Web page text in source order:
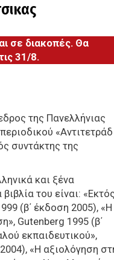
σε διακοπές. Θα
31/8.
της Πανελλήνιας
συντάκτης της
και ξένα
του είναι:
(β΄ έκδοση 2005), «Η
Gutenberg 1995 (β΄
εκπαιδευτικού»,
«Η αξιολόγηση